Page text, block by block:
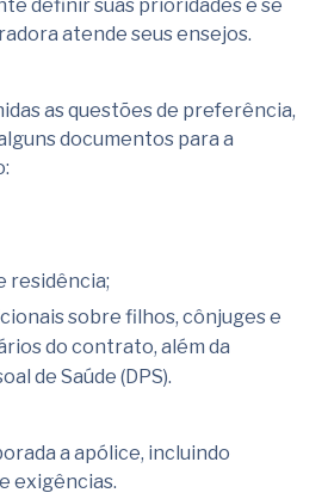
definir suas prioridades e se
atende seus ensejos.
as questões de preferência,
documentos para a
residência;
sobre filhos, cônjuges e
do contrato, além da
de Saúde (DPS).
a apólice, incluindo
exigências.